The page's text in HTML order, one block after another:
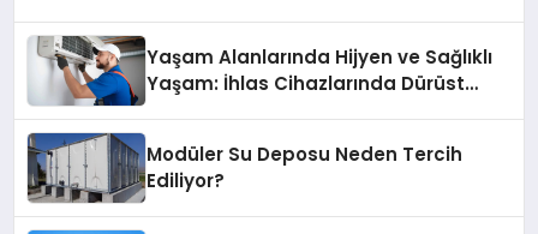
Yaşam Alanlarında Hijyen ve Sağlıklı
Yaşam: İhlas Cihazlarında Dürüst
Modüler Su Deposu Neden Tercih
Ediliyor?